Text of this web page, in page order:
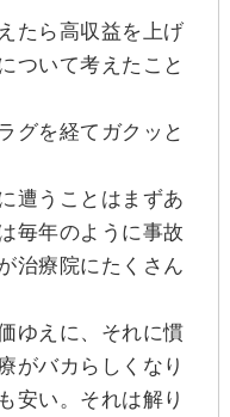
たら高収益を上げ
ついて考えたこと
グを経てガクッと
遭うことはまずあ
毎年のように事故
治療院にたくさん
ゆえに、それに慣
がバカらしくなり
安い。それは解り